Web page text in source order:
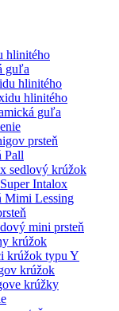
hlinitého
guľa
hlinitého
hlinitého
guľa
prsteň
Pall
sedlový krúžok
Intalox
Mimi Lessing
mini prsteň
krúžok
krúžok typu Y
krúžok
krúžky